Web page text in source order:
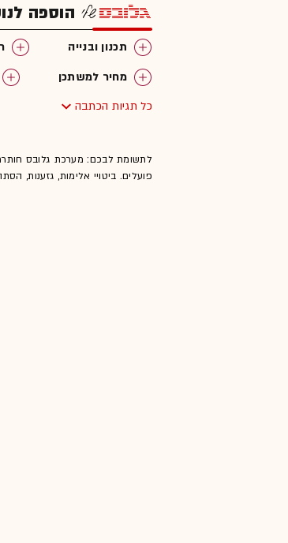
הוספה
תכנון ובנייה
מחיר למשתכן
כל תגיות הכתבה
לתשומת לבכם: מערכת גלובס
פועלים. ביטויי אלימות, גזענות,